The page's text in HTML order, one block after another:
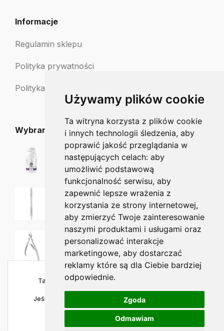
Używamy plików cookie
Ta witryna korzysta z plików cookie
i innych technologii śledzenia, aby
poprawić jakość przeglądania w
następujących celach: aby
umożliwić podstawową
funkcjonalność serwisu, aby
zapewnić lepsze wrażenia z
korzystania ze strony internetowej,
aby zmierzyć Twoje zainteresowanie
naszymi produktami i usługami oraz
personalizować interakcje
marketingowe, aby dostarczać
reklamy które są dla Ciebie bardziej
odpowiednie.
Zgoda
Odmawiam
Informacje
Regulamin sklepu
Polityka prywatności
Polityka zwrotów
Wybrane dla Ciebie
ProMigren 60kaps.
128.00zł
STALEKS Sonda PE-20/1
33.90zł 29.90zł
Staleks EXPERT cęgi do wrastających paznokci NE-61-12 ( N7-61-12)
178.75zł 153.00zł
Ta strona używa plików cookies, aby zapewnić
najlepszą jakość korzystania.
Jeśli chcesz sprawdzić szczegóły, odwiedź naszą
politykę prywatności.